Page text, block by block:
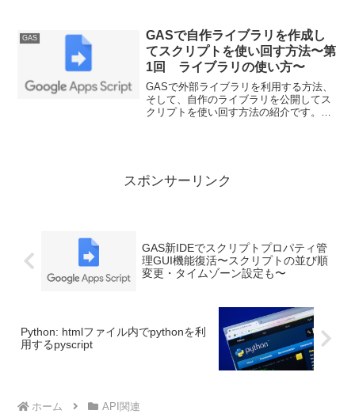
で、使い回しが可能になります。今回は
ついに自作ライブラリを作成・利用しま
す。
GAS
GASで自作ライブラリを作成し
てスクリプトを使い回す方法〜第
1回 ライブラリの使い方〜
GASで外部ライブラリを利用する方法、
そして、自作のライブラリを公開してス
クリプトを使い回す方法の紹介です。共
からです。
スポンサーリンク
GAS新IDEでスクリプトプロパティ管
理GUI機能復活〜スクリプトの並び順
変更・タイムゾーン設定も〜
Python: htmlファイル内でpythonを利
用するpyscript
ホーム API関連